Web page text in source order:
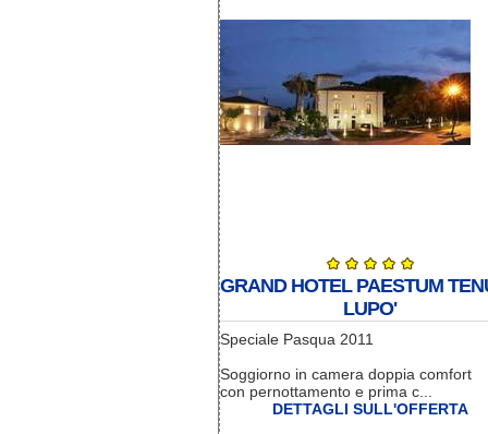
GRAND HOTEL PAESTUM
LUPO'
Speciale Pasqua 2011
Soggiorno in camera doppia comfort
con pernottamento e prima c...
DETTAGLI SULL'OFFERTA